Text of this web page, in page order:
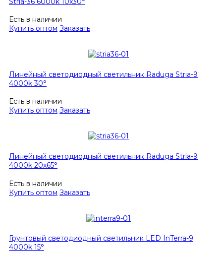
Есть в наличии
Купить оптом Заказать
Линейный светодиодный светильник Raduga Stria-9
4000k 30°
Есть в наличии
Купить оптом Заказать
Линейный светодиодный светильник Raduga Stria-9
4000k 20x65°
Есть в наличии
Купить оптом Заказать
Грунтовый светодиодный светильник LED InTerra-9
4000k 15°